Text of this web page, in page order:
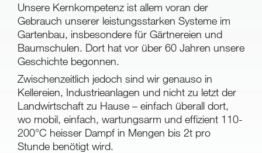
Unsere Kernkompetenz ist allem voran der
Gebrauch unserer leistungsstarken Systeme im
Gartenbau, insbesondere für Gärtnereien und
Baumschulen. Dort hat vor über 60 Jahren unsere
Geschichte begonnen.
Zwischenzeitlich jedoch sind wir genauso in
Kellereien, Industrieanlagen und nicht zu letzt der
Landwirtschaft zu Hause – einfach überall dort,
wo mobil, einfach, wartungsarm und effizient 110-
200°C heisser Dampf in Mengen bis 2t pro
Stunde benötigt wird.